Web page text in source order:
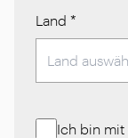
Land *
Ich bin